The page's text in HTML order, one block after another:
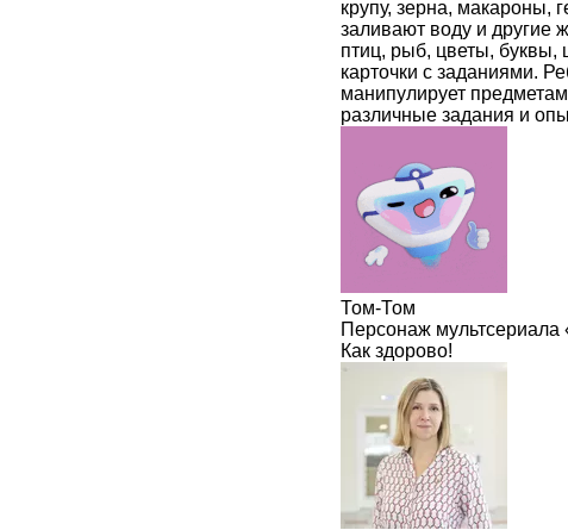
крупу, зерна, макароны,
заливают воду и другие
птиц, рыб, цветы,
карточки с заданиями.
манипулирует
различные задания и
Том-Том
Персонаж мультсериала
Как здорово!